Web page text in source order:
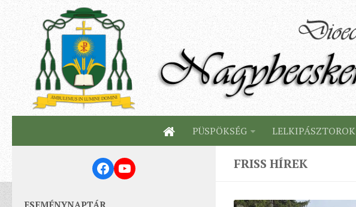
PÜSPÖKSÉG LELKIPÁSZTOROK
FRISS HÍREK
Facebook
YouTube